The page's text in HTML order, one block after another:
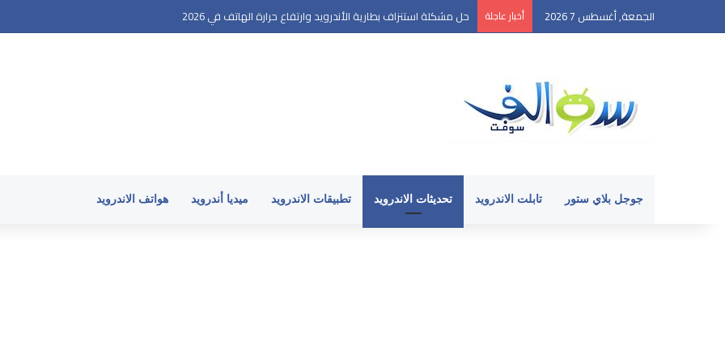
الجمعة, أغسطس 7 2026 أخبار عاجلة حل مشكلة استنزاف بطارية الأندرويد وارتفاع حرارة الهاتف في 2026
جوجل بلاي ستور تابلت الاندرويد تحديثات الاندرويد تطبيقات الاندرويد ميديا أندرويد هواتف الاندرويد